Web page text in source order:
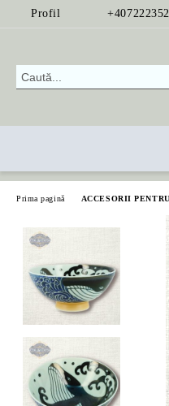
Profil
Prima pagină ACCESORII